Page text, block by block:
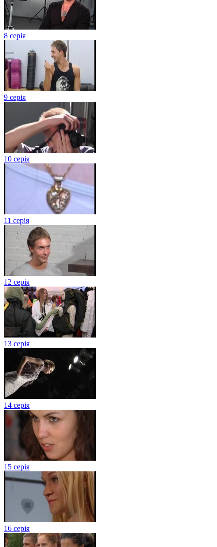
8 серія
9 серія
10 серія
11 серія
12 серія
13 серія
14 серія
15 серія
16 серія